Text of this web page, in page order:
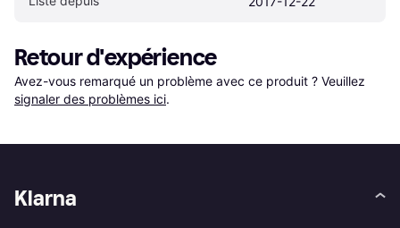
Retour d'expérience
Avez-vous remarqué un problème avec ce produit ? Veuillez
signaler des problèmes ici.
Klarna